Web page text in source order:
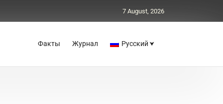
7 August, 2026
Факты Журнал Русский